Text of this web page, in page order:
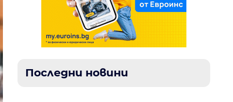
Последни новини